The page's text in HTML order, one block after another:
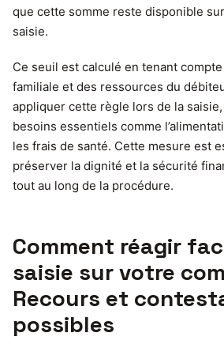
que cette somme reste disponible
saisie.
Ce seuil est calculé en tenant
familiale et des ressources du
appliquer cette règle lors de la
besoins essentiels comme
les frais de santé. Cette mesure est
préserver la dignité et la sécurité
tout au long de la procédure.
Comment réagir
saisie sur votre
Recours et
possibles